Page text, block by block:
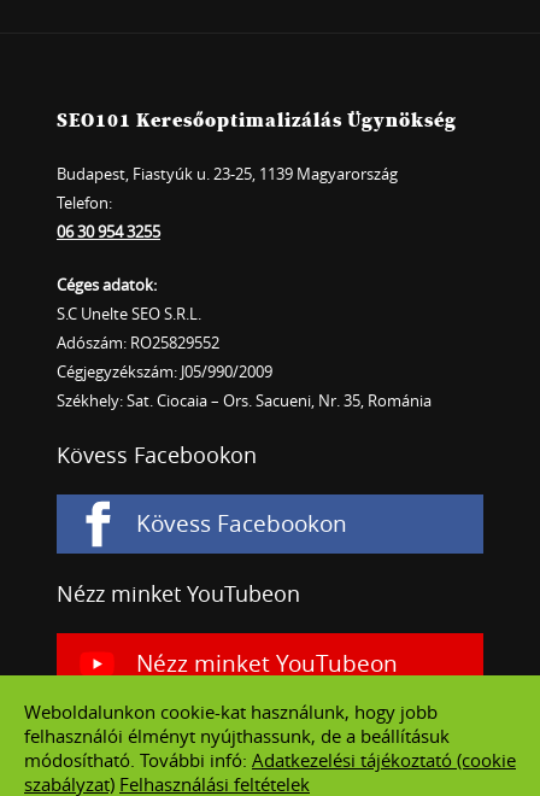
SEO101 Keresőoptimalizálás Ügynökség
Budapest, Fiastyúk u. 23-25, 1139 Magyarország
Telefon:
06 30 954 3255
Céges adatok:
S.C Unelte SEO S.R.L.
Adószám: RO25829552
Cégjegyzékszám: J05/990/2009
Székhely: Sat. Ciocaia – Ors. Sacueni, Nr. 35, Románia
Kövess Facebookon
Kövess Facebookon
Nézz minket YouTubeon
Nézz minket YouTubeon
Weboldalunkon cookie-kat használunk, hogy jobb
felhasználói élményt nyújthassunk, de a beállításuk
módosítható. További infó: Adatkezelési tájékoztató (cookie
szabályzat) Felhasználási feltételek